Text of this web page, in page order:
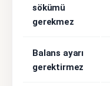
sökümü
gerekmez
Balans ayarı
gerektirmez